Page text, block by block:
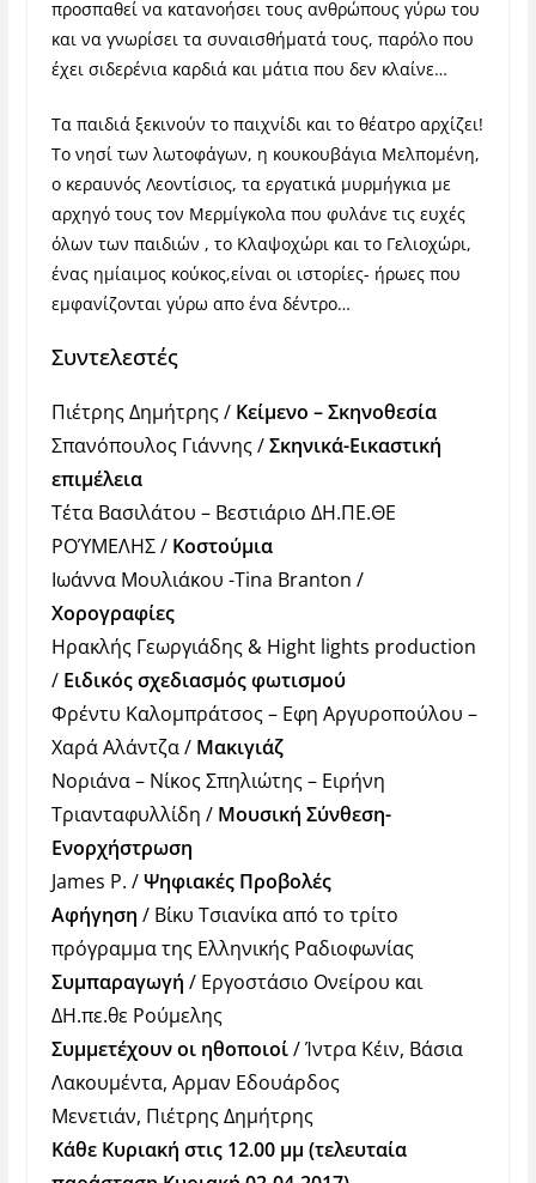
προσπαθεί να κατανοήσει τους ανθρώπους γύρω του
και να γνωρίσει τα συναισθήματά τους, παρόλο που
έχει σιδερένια καρδιά και μάτια που δεν κλαίνε…
Τα παιδιά ξεκινούν το παιχνίδι και το θέατρο αρχίζει!
Το νησί των λωτοφάγων, η κουκουβάγια Μελπομένη,
ο κεραυνός Λεοντίσιος, τα εργατικά μυρμήγκια με
αρχηγό τους τον Μερμίγκολα που φυλάνε τις ευχές
όλων των παιδιών , το Κλαψοχώρι και το Γελιοχώρι,
ένας ημίαιμος κούκος,είναι οι ιστορίες- ήρωες που
εμφανίζονται γύρω απο ένα δέντρο…
Συντελεστές
Πιέτρης Δημήτρης / Κείμενο – Σκηνοθεσία
Σπανόπουλος Γιάννης /Σκηνικά-Εικαστική
επιμέλεια
Τέτα Βασιλάτου – Βεστιάριο ΔΗ.ΠΕ.ΘΕ
ΡΟΎΜΕΛΗΣ / Κοστούμια
Ιωάννα Μουλιάκου -Tina Branton /
Χορογραφίες
Ηρακλής Γεωργιάδης & Ηight lights production
/Ειδικός σχεδιασμός φωτισμού
Φρέντυ Καλομπράτσος – Εφη Αργυροπούλου –
Χαρά Αλάντζα / Μακιγιάζ
Νοριάνα – Νίκος Σπηλιώτης – Ειρήνη
Τριανταφυλλίδη / Μουσική Σύνθεση-
Ενορχήστρωση
James P. /Ψηφιακές Προβολές
Αφήγηση / Βίκυ Τσιανίκα από το τρίτο
πρόγραμμα της Ελληνικής Ραδιοφωνίας
Συμπαραγωγή / Eργοστάσιο Ονείρου και
ΔΗ.πε.θε Ρούμελης
Συμμετέχουν οι ηθοποιοί/ Ίντρα Κέιν, Βάσια
Λακουμέντα, Αρμαν Εδουάρδος
Μενετιάν, Πιέτρης Δημήτρης
Κάθε Κυριακή στις 12.00 μμ (τελευταία